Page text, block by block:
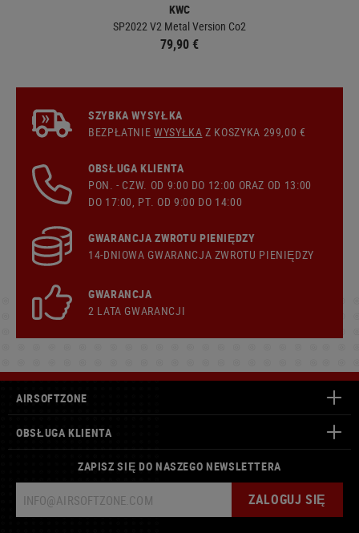
KWC
SP2022 V2 Metal Version Co2
79,90 €
SZYBKA WYSYŁKA
BEZPŁATNIEWYSYŁKA Z KOSZYKA 299,00 €
OBSŁUGA KLIENTA
PON. - CZW. OD 9:00 DO 12:00 ORAZ OD 13:00
DO 17:00, PT. OD 9:00 DO 14:00
GWARANCJA ZWROTU PIENIĘDZY
14-DNIOWA GWARANCJA ZWROTU PIENIĘDZY
GWARANCJA
2 LATA GWARANCJI
AIRSOFTZONE
OBSŁUGA KLIENTA
ZAPISZ SIĘ DO NASZEGO NEWSLETTERA
ZALOGUJ SIĘ